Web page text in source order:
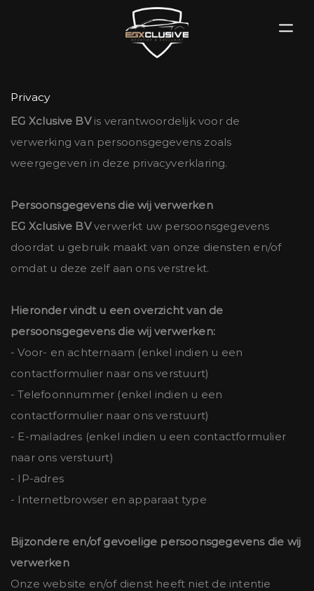
Privacy
EG Xclusive BVis verantwoordelijk voor de
verwerking van persoonsgegevens zoals
weergegeven in deze privacyverklaring.
Persoonsgegevens die wij verwerken
EG Xclusive BVverwerkt uw persoonsgegevens
doordat u gebruik maakt van onze diensten en/of
omdat u deze zelf aan ons verstrekt.
Hieronder vindt u een overzicht van de
persoonsgegevens die wij verwerken:
- Voor- en achternaam (enkel indien u een
contactformulier naar ons verstuurt)
- Telefoonnummer (enkel indien u een
contactformulier naar ons verstuurt)
- E-mailadres (enkel indien u een contactformulier
naar ons verstuurt)
- IP-adres
- Internetbrowser en apparaat type
Bijzondere en/of gevoelige persoonsgegevens die wij
verwerken
Onze website en/of dienst heeft niet de intentie